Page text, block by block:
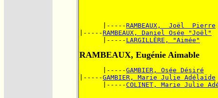
      |-----
RAMBEAUX,  Joël  Pierre
|-----RAMBEAUX, Daniel Osée "Joël"
      |-----
LARGILLÈRE, "Aimée"
RAMBEAUX, Eugénie Aimable
      |-----
GAMBIER, Osée Désiré
|-----GAMBIER, Marie Julie Adélaïde
      |-----
COLINET, Marie Julie